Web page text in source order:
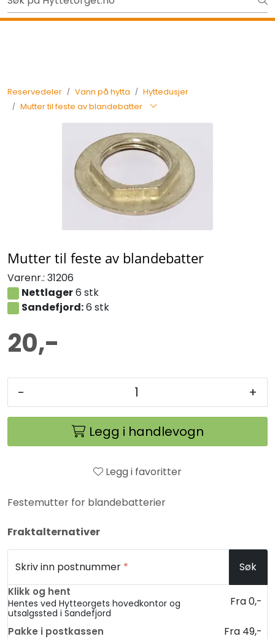
Skip to main contentUt på tur i sommer? Sjekk her først
Reservedeler Vann på hytta
Hyttedusjer
Mutter til feste av blandebatter
Mutter til feste av blandebatter
Varenr.: 31206
Nettlager6 stk
Sandefjord:6 stk
20,-
- +
Legg i handlevogn
Legg i favoritter
Festemutter for blandebatterier
Fraktalternativer
Skriv inn postnummer * Søk
Klikk og hent
Hentes ved Hytteorgets hovedkontor og
utsalgssted i Sandefjord
Fra 0,-
Pakke i postkassen Fra 49,-
Tilbake